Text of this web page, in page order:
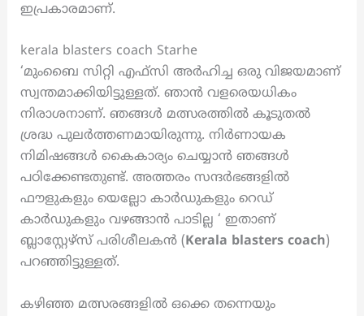
ഇപ്രകാരമാണ്.
kerala blasters coach Starhe
‘മുംബൈ സിറ്റി എഫ്സി അർഹിച്ച ഒരു വിജയമാണ്
സ്വന്തമാക്കിയിട്ടുള്ളത്. ഞാൻ വളരെയധികം
നിരാശനാണ്. ഞങ്ങൾ മത്സരത്തിൽ കൂടുതൽ
ശ്രദ്ധ പുലർത്തണമായിരുന്നു. നിർണായക
നിമിഷങ്ങൾ കൈകാര്യം ചെയ്യാൻ ഞങ്ങൾ
പഠിക്കേണ്ടതുണ്ട്. അത്തരം സന്ദർഭങ്ങളിൽ
ഫൗളുകളും യെല്ലോ കാർഡുകളും റെഡ്
കാർഡുകളും വഴങ്ങാൻ പാടില്ല ‘ ഇതാണ്
ബ്ലാസ്റ്റേഴ്സ് പരിശീലകൻ (Kerala blasters coach)
പറഞ്ഞിട്ടുള്ളത്.
കഴിഞ്ഞ മത്സരങ്ങളിൽ ഒക്കെ തന്നെയും